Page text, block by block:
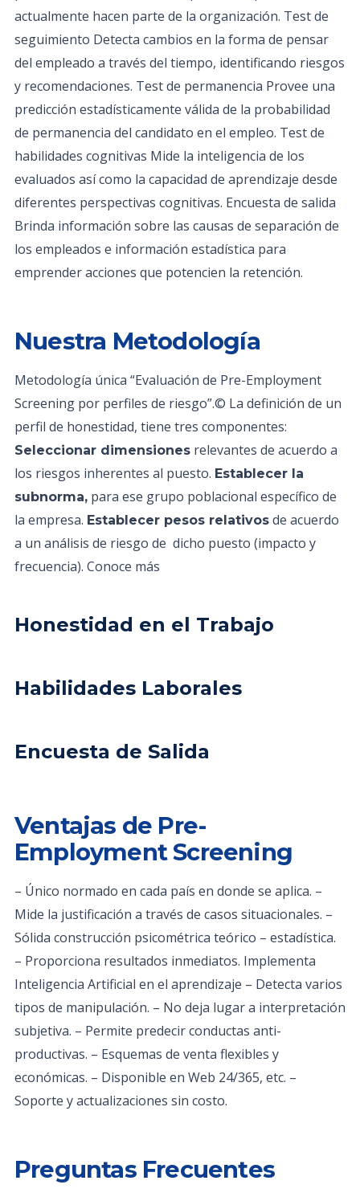
actualmente hacen parte de la organización. Test de
seguimiento Detecta cambios en la forma de pensar
del empleado a través del tiempo, identificando riesgos
y recomendaciones. Test de permanencia Provee una
predicción estadísticamente válida de la probabilidad
de permanencia del candidato en el empleo. Test de
habilidades cognitivas Mide la inteligencia de los
evaluados así como la capacidad de aprendizaje desde
diferentes perspectivas cognitivas. Encuesta de salida
Brinda información sobre las causas de separación de
los empleados e información estadística para
emprender acciones que potencien la retención.
Nuestra Metodología
Metodología única “Evaluación de Pre-Employment
Screening por perfiles de riesgo”.© La definición de un
perfil de honestidad, tiene tres componentes:
Seleccionar dimensiones relevantes de acuerdo a
los riesgos inherentes al puesto. Establecer la
subnorma, para ese grupo poblacional específico de
la empresa. Establecer pesos relativos de acuerdo
a un análisis de riesgo de dicho puesto (impacto y
frecuencia). Conoce más
Honestidad en el Trabajo
Habilidades Laborales
Encuesta de Salida
Ventajas de Pre-
Employment Screening
– Único normado en cada país en donde se aplica. –
Mide la justificación a través de casos situacionales. –
Sólida construcción psicométrica teórico – estadística.
– Proporciona resultados inmediatos. Implementa
Inteligencia Artificial en el aprendizaje – Detecta varios
tipos de manipulación. – No deja lugar a interpretación
subjetiva. – Permite predecir conductas anti-
productivas. – Esquemas de venta flexibles y
económicas. – Disponible en Web 24/365, etc. –
Soporte y actualizaciones sin costo.
Preguntas Frecuentes